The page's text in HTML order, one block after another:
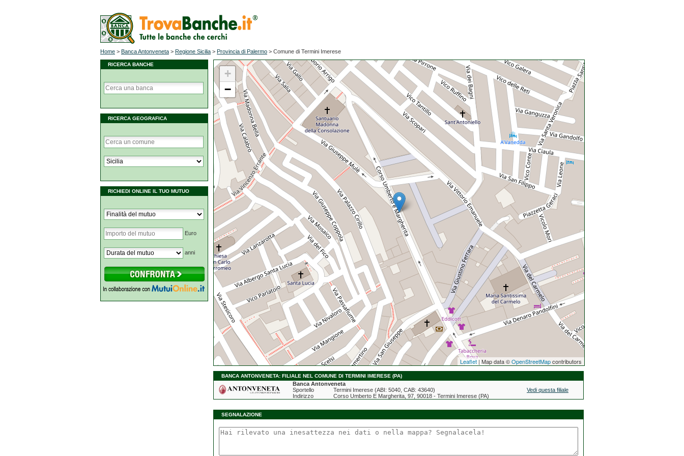
Home > Banca Antonveneta > Regione Sicilia > Provincia di Palermo > Comune di Termini Imerese
RICERCA BANCHE
RICERCA GEOGRAFICA
RICHIEDI ONLINE IL TUO MUTUO
Euro
anni
+
−
Leaflet| Map data ©OpenStreetMapcontributors
BANCA ANTONVENETA: FILIALE NEL COMUNE DI TERMINI IMERESE (PA)
Banca Antonveneta
Sportello
Termini Imerese (ABI: 5040, CAB: 43640)
Indirizzo
Corso Umberto E Margherita, 97, 90018 - Termini Imerese (PA)
Vedi questa filiale
SEGNALAZIONE